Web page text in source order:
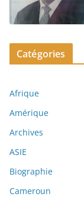
Catégories
Afrique
Amérique
Archives
ASIE
Biographie
Cameroun